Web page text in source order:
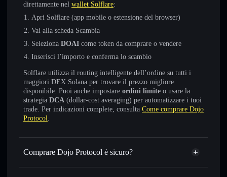
direttamente nel wallet Solflare:
Apri Solflare (app mobile o estensione del browser)
Vai alla scheda Scambia
Seleziona DOAI come token da comprare o vendere
Inserisci l’importo e conferma lo scambio
Solflare utilizza il routing intelligente dell’ordine su tutti i
maggiori DEX Solana per trovare il prezzo migliore
disponibile. Puoi anche impostare ordini limite o usare la
strategia DCA (dollar-cost averaging) per automatizzare i tuoi
trade. Per indicazioni complete, consulta Come comprare Dojo
Protocol.
Comprare Dojo Protocol è sicuro?
Dojo Protocol non è verificato